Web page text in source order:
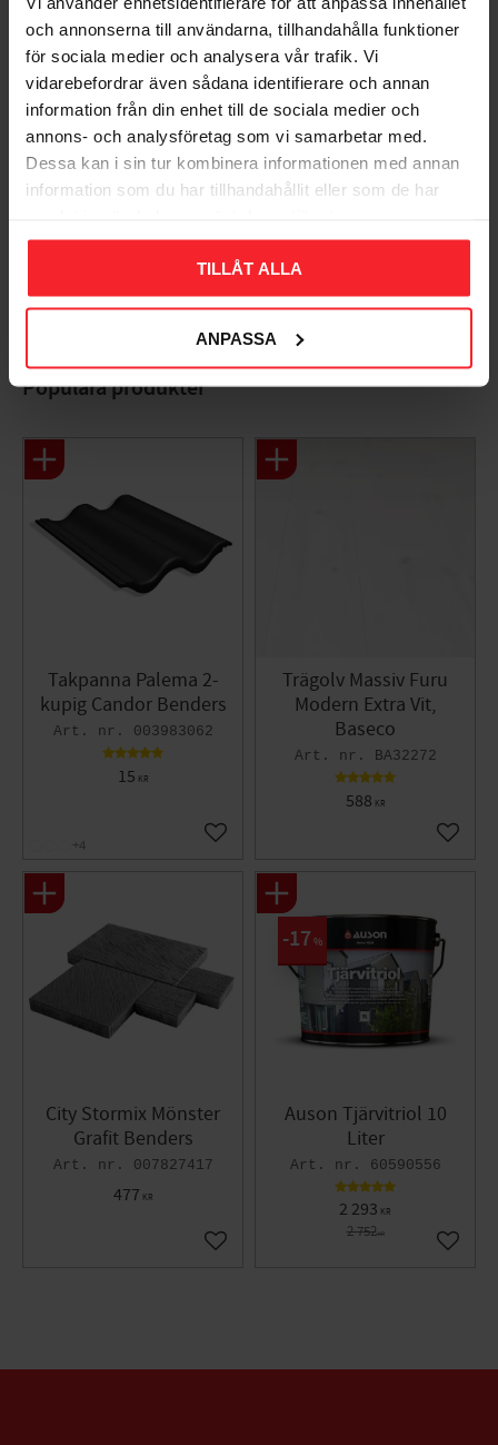
och annonserna till användarna, tillhandahålla funktioner
för sociala medier och analysera vår trafik. Vi
vidarebefordrar även sådana identifierare och annan
information från din enhet till de sociala medier och
annons- och analysföretag som vi samarbetar med.
Dessa kan i sin tur kombinera informationen med annan
information som du har tillhandahållit eller som de har
TILLÅT ALLA
ANPASSA
Du
Populära produkter
Takpanna Palema 2-
kupig Candor Benders
003983062
15 KR
Lägg till i favoriter
+4
Trägolv Massiv Furu
Modern Extra Vit,
Baseco
BA32272
588 KR
Lägg
City Stormix Mönster
Grafit Benders
007827417
477 KR
Lägg till i favoriter
Auson Tjärvitriol 10
Liter
60590556
2 293 KR
2 752KR
17 %
Lägg